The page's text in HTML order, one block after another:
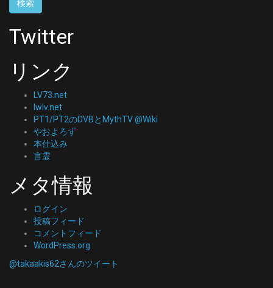
Twitter
リンク
LV73.net
lwlv.net
PT1/PT2のDVBとMythTV @Wiki
やおよろず
本仕込み
言霊
メタ情報
ログイン
投稿フィード
コメントフィード
WordPress.org
@takaakis62さんのツイート